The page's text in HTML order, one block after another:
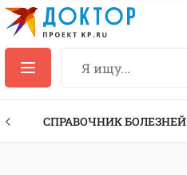
СПРАВОЧНИК БОЛЕЗНЕЙ